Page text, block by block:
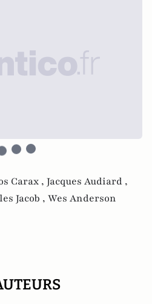
Carax , Jacques Audiard ,
Jacob , Wes Anderson